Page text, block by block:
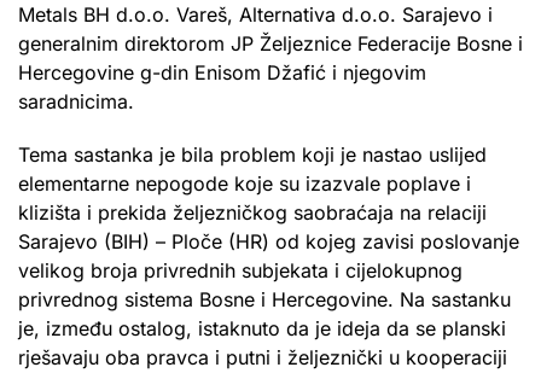
Metals BH d.o.o. Vareš, Alternativa d.o.o. Sarajevo i
generalnim direktorom JP Željeznice Federacije Bosne i
Hercegovine g-din Enisom Džafić i njegovim
saradnicima.
Tema sastanka je bila problem koji je nastao uslijed
elementarne nepogode koje su izazvale poplave i
klizišta i prekida željezničkog saobraćaja na relaciji
Sarajevo (BIH) – Ploče (HR) od kojeg zavisi poslovanje
velikog broja privrednih subjekata i cijelokupnog
privrednog sistema Bosne i Hercegovine. Na sastanku
je, između ostalog, istaknuto da je ideja da se planski
rješavaju oba pravca i putni i željeznički u kooperaciji